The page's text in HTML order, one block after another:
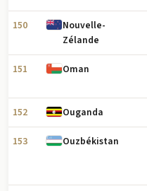
150
Nouvelle-
Zélande
151 Oman
152 Ouganda
153 Ouzbékistan